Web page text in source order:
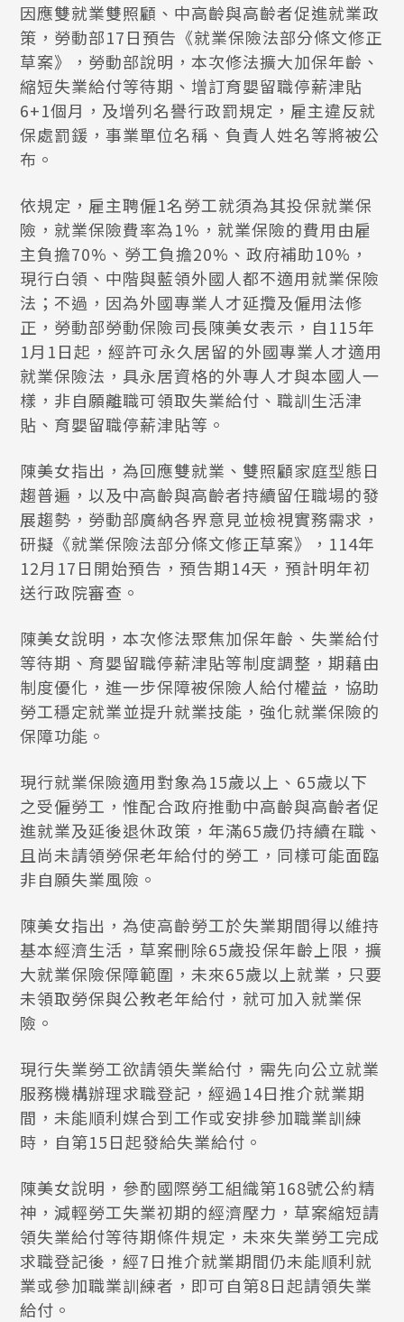
因應雙就業雙照顧、中高齡與高齡者促進就業政
策，勞動部17日預告《就業保險法部分條文修正
草案》，勞動部說明，本次修法擴大加保年齡、
縮短失業給付等待期、增訂育嬰留職停薪津貼
6+1個月，及增列名譽行政罰規定，雇主違反就
保處罰鍰，事業單位名稱、負責人姓名等將被公
布。
依規定，雇主聘僱1名勞工就須為其投保就業保
險，就業保險費率為1%，就業保險的費用由雇
主負擔70%、勞工負擔20%、政府補助10%，
現行白領、中階與藍領外國人都不適用就業保險
法；不過，因為外國專業人才延攬及僱用法修
正，勞動部勞動保險司長陳美女表示，自115年
1月1日起，經許可永久居留的外國專業人才適用
就業保險法，具永居資格的外專人才與本國人一
樣，非自願離職可領取失業給付、職訓生活津
貼、育嬰留職停薪津貼等。
陳美女指出，為回應雙就業、雙照顧家庭型態日
趨普遍，以及中高齡與高齡者持續留任職場的發
展趨勢，勞動部廣納各界意見並檢視實務需求，
研擬《就業保險法部分條文修正草案》，114年
12月17日開始預告，預告期14天，預計明年初
送行政院審查。
陳美女說明，本次修法聚焦加保年齡、失業給付
等待期、育嬰留職停薪津貼等制度調整，期藉由
制度優化，進一步保障被保險人給付權益，協助
勞工穩定就業並提升就業技能，強化就業保險的
保障功能。
現行就業保險適用對象為15歲以上、65歲以下
之受僱勞工，惟配合政府推動中高齡與高齡者促
進就業及延後退休政策，年滿65歲仍持續在職、
且尚未請領勞保老年給付的勞工，同樣可能面臨
非自願失業風險。
陳美女指出，為使高齡勞工於失業期間得以維持
基本經濟生活，草案刪除65歲投保年齡上限，擴
大就業保險保障範圍，未來65歲以上就業，只要
未領取勞保與公教老年給付，就可加入就業保
險。
現行失業勞工欲請領失業給付，需先向公立就業
服務機構辦理求職登記，經過14日推介就業期
間，未能順利媒合到工作或安排參加職業訓練
時，自第15日起發給失業給付。
陳美女說明，參酌國際勞工組織第168號公約精
神，減輕勞工失業初期的經濟壓力，草案縮短請
領失業給付等待期條件規定，未來失業勞工完成
求職登記後，經7日推介就業期間仍未能順利就
業或參加職業訓練者，即可自第8日起請領失業
給付。